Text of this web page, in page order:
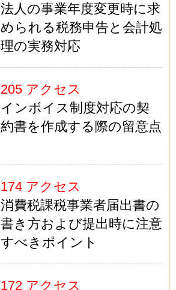
法人の事業年度変更時に求
められる税務申告と会計処
理の実務対応
205 アクセス
インボイス制度対応の契
約書を作成する際の留意点
174 アクセス
消費税課税事業者届出書の
書き方および提出時に注意
すべきポイント
172 アクセス